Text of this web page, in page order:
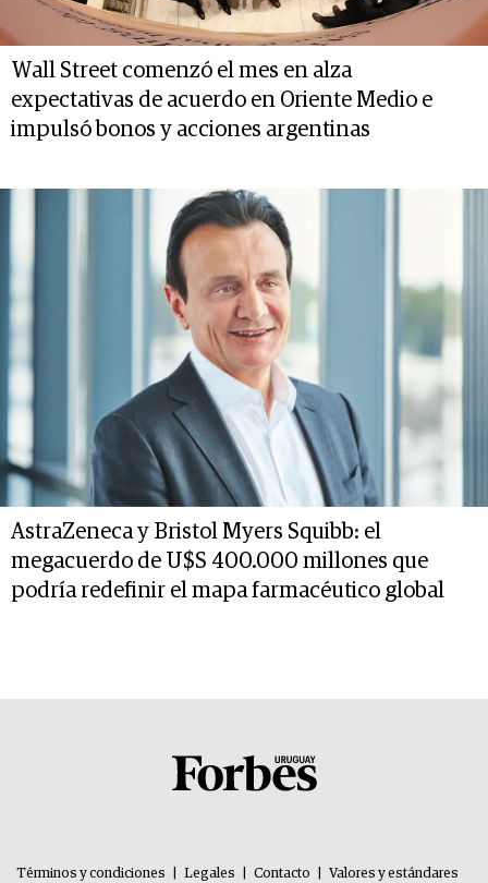
Wall Street comenzó el mes en alza
expectativas de acuerdo en Oriente Medio e
impulsó bonos y acciones argentinas
AstraZeneca y Bristol Myers Squibb: el
megacuerdo de U$S 400.000 millones que
podría redefinir el mapa farmacéutico global
Términos y condiciones Legales Contacto Valores y estándares